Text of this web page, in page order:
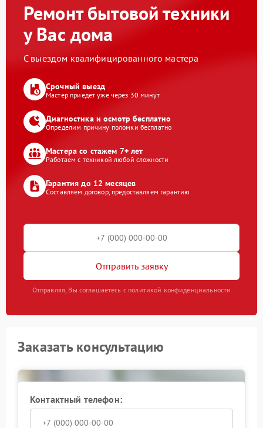
Ремонт бытовой техники
у Вас дома
С выездом квалифицированного мастера
Срочный выезд
Мастер приедет уже через 30 минут
Диагностика и осмотр бесплатно
Определим причину поломки бесплатно
Мастера со стажем 7+ лет
Работаем с техникой любой сложности
Гарантия до 12 месяцев
Составляем договор, предоставляем гарантию
Отправить заявку
Отправляя, Вы соглашаетесь с политикой конфиденциальности
Заказать консультацию
Контактный телефон: